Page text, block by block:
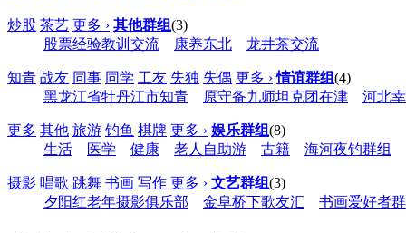
炒股 茶艺 更多 › 其他群组(3)
股票经验教训交流
康养东北 龙井茶交流
知青 战友 同事 同学 工友 失独 失偶 更多 › 情谊群组(4)
黑龙江省牡丹江市知青
原守备九师坦克团在津 河北
更多 其他 旅游 钓鱼 棋牌 更多 › 娱乐群组(8)
生活
医学 健康 老人自助游 古籍 海河夜钓群组
摄影 唱歌 跳舞 书画 写作 更多 › 文艺群组(3)
夕阳红老年摄影俱乐部
金阜桥下歌友汇 书画爱好者